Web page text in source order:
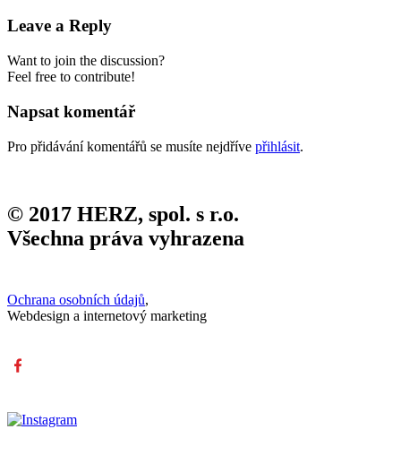
Leave a Reply
Want to join the discussion?
Feel free to contribute!
Napsat komentář
Pro přidávání komentářů se musíte nejdříve přihlásit.
© 2017 HERZ, spol. s r.o.
Všechna práva vyhrazena
Ochrana osobních údajů,
Webdesign a internetový marketing